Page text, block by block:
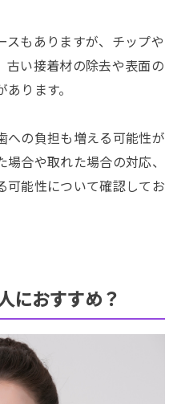
もありますが、チップや
古い接着材の除去や表面の
ります。
への負担も増える可能性が
合や取れた場合の対応、
可能性について確認してお
におすすめ？